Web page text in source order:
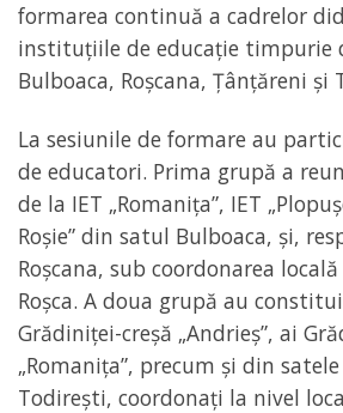
formarea continuă a cadrelor
instituțiile de educație timpurie
Bulboaca, Roșcana, Țânțăreni și
La sesiunile de formare au
de educatori. Prima grupă a
de la IET „Romanița”, IET
Roșie” din satul Bulboaca, și,
Roșcana, sub coordonarea
Roșca. A doua grupă au
Grădiniței-creșă „Andrieș”, ai
„Romanița”, precum și din
Todirești, coordonați la nivel